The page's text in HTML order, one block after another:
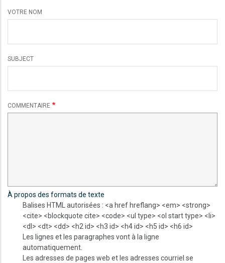
VOTRE NOM
SUBJECT
COMMENTAIRE
À propos des formats de texte
Balises HTML autorisées : <a href hreflang> <em> <strong>
<cite> <blockquote cite> <code> <ul type> <ol start type> <li>
<dl> <dt> <dd> <h2 id> <h3 id> <h4 id> <h5 id> <h6 id>
Les lignes et les paragraphes vont à la ligne
automatiquement.
Les adresses de pages web et les adresses courriel se